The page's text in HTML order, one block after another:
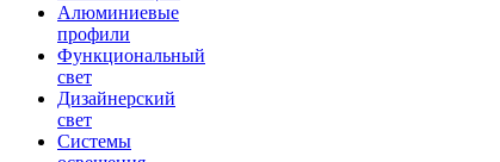
Алюминиевые
профили
Функциональный
свет
Дизайнерский
свет
Системы